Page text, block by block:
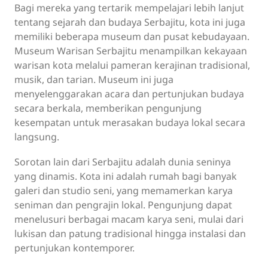
Bagi mereka yang tertarik mempelajari lebih lanjut
tentang sejarah dan budaya Serbajitu, kota ini juga
memiliki beberapa museum dan pusat kebudayaan.
Museum Warisan Serbajitu menampilkan kekayaan
warisan kota melalui pameran kerajinan tradisional,
musik, dan tarian. Museum ini juga
menyelenggarakan acara dan pertunjukan budaya
secara berkala, memberikan pengunjung
kesempatan untuk merasakan budaya lokal secara
langsung.
Sorotan lain dari Serbajitu adalah dunia seninya
yang dinamis. Kota ini adalah rumah bagi banyak
galeri dan studio seni, yang memamerkan karya
seniman dan pengrajin lokal. Pengunjung dapat
menelusuri berbagai macam karya seni, mulai dari
lukisan dan patung tradisional hingga instalasi dan
pertunjukan kontemporer.